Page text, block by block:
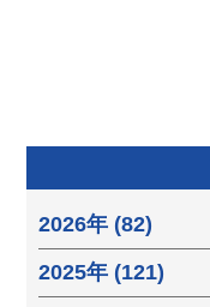
2026年 (82)
2025年 (121)